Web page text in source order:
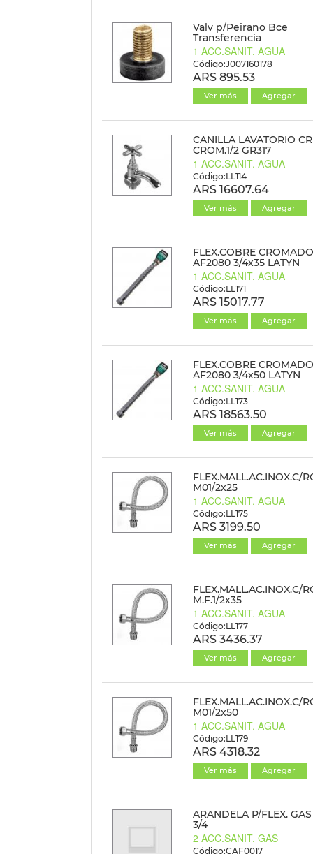
Valv p/Peirano Bce
Transferencia
1 ACC.SANIT. AGUA
Código:J007160178
ARS 895.53
Ver más Agregar
CANILLA LAVATORIO
CROM.1/2 GR317
1 ACC.SANIT. AGUA
Código:LL114
ARS 16607.64
Ver más Agregar
FLEX.COBRE CROMADO
AF2080 3/4x35 LATYN
1 ACC.SANIT. AGUA
Código:LL171
ARS 15017.77
Ver más Agregar
FLEX.COBRE CROMADO
AF2080 3/4x50 LATYN
1 ACC.SANIT. AGUA
Código:LL173
ARS 18563.50
Ver más Agregar
FLEX.MALL.AC.INOX.C/
M01/2x25
1 ACC.SANIT. AGUA
Código:LL175
ARS 3199.50
Ver más Agregar
FLEX.MALL.AC.INOX.C/
M.F.1/2x35
1 ACC.SANIT. AGUA
Código:LL177
ARS 3436.37
Ver más Agregar
FLEX.MALL.AC.INOX.C/
M01/2x50
1 ACC.SANIT. AGUA
Código:LL179
ARS 4318.32
Ver más Agregar
ARANDELA P/FLEX.
3/4
2 ACC.SANIT. GAS
Código:CAF0017